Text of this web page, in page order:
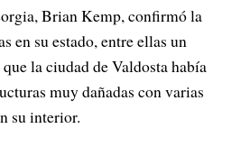
Brian Kemp, confirmó la
en su estado, entre ellas un
la ciudad de Valdosta había
muy dañadas con varias
su interior.